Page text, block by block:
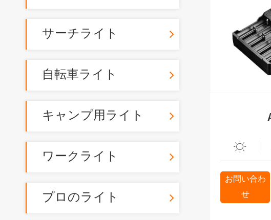
サーチライト
自転車ライト
キャンプ用ライト
ワークライト
プロのライト

お問い合わ
せ